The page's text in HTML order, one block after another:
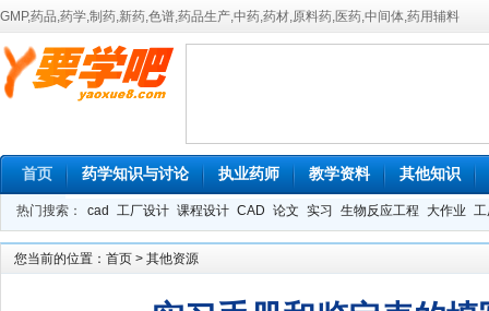
GMP,药品,药学,制药,新药,色谱,药品生产,中药,药材,原料药,医药,中间体,药用辅料
首页 药学知识与讨论 执业药师 教学资料 其他知识
热门搜索： cad 工厂设计 课程设计 CAD 论文 实习 生物反应工程 大作业
您当前的位置： 首页 > 其他资源